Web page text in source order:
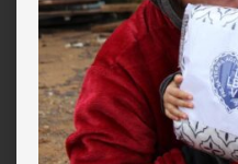
LBV inaugura
unidade em